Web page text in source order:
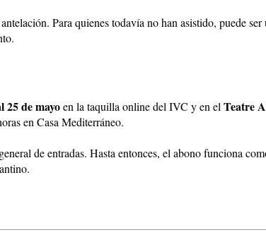
Para quienes todavía no han asistido, puede
25 de mayoen la taquilla online del IVC y en elTeatre
en Casa Mediterráneo.
de entradas. Hasta entonces, el abono funciona